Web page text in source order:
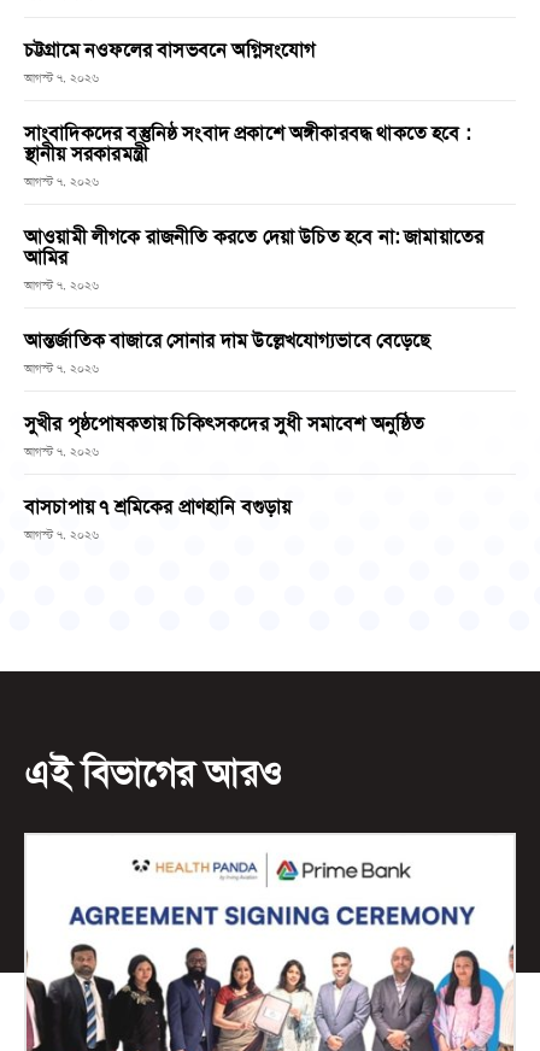
চট্টগ্রামে নওফলের বাসভবনে অগ্নিসংযোগ
আগস্ট ৭, ২০২৬
সাংবাদিকদের বস্তুনিষ্ঠ সংবাদ প্রকাশে অঙ্গীকারবদ্ধ থাকতে হবে :
স্থানীয় সরকারমন্ত্রী
আগস্ট ৭, ২০২৬
আওয়ামী লীগকে রাজনীতি করতে দেয়া উচিত হবে না: জামায়াতের
আমির
আগস্ট ৭, ২০২৬
আন্তর্জাতিক বাজারে সোনার দাম উল্লেখযোগ্যভাবে বেড়েছে
আগস্ট ৭, ২০২৬
সুখীর পৃষ্ঠপোষকতায় চিকিৎসকদের সুধী সমাবেশ অনুষ্ঠিত
আগস্ট ৭, ২০২৬
বাসচাপায় ৭ শ্রমিকের প্রাণহানি বগুড়ায়
আগস্ট ৭, ২০২৬
এই বিভাগের আরও